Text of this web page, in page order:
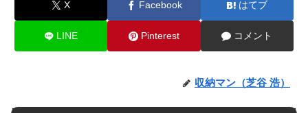
X Facebook はてブ
LINE Pinterest コメント
収納マン（芝谷 浩）